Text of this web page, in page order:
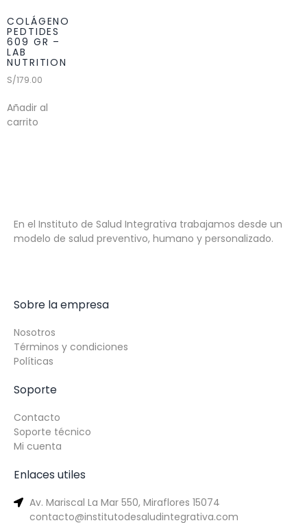
COLÁGENO
PEDTIDES
609 GR –
LAB
NUTRITION
S/179.00
Añadir al
carrito
En el Instituto de Salud Integrativa trabajamos desde un
modelo de salud preventivo, humano y personalizado.
Sobre la empresa
Nosotros
Términos y condiciones
Políticas
Soporte
Contacto
Soporte técnico
Mi cuenta
Enlaces utiles
Av. Mariscal La Mar 550, Miraflores 15074
contacto@institutodesaludintegrativa.com